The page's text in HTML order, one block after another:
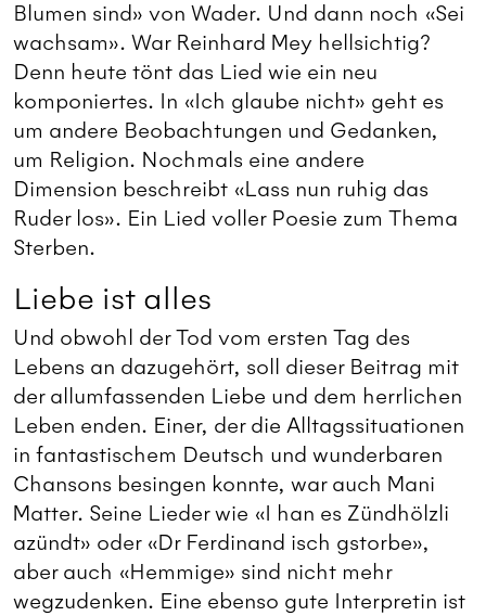
Blumen sind» von Wader. Und dann noch «Sei
wachsam». War Reinhard Mey hellsichtig?
Denn heute tönt das Lied wie ein neu
komponiertes. In «Ich glaube nicht» geht es
um andere Beobachtungen und Gedanken,
um Religion. Nochmals eine andere
Dimension beschreibt «Lass nun ruhig das
Ruder los». Ein Lied voller Poesie zum Thema
Sterben.
Liebe ist alles
Und obwohl der Tod vom ersten Tag des
Lebens an dazugehört, soll dieser Beitrag mit
der allumfassenden Liebe und dem herrlichen
Leben enden. Einer, der die Alltagssituationen
in fantastischem Deutsch und wunderbaren
Chansons besingen konnte, war auch Mani
Matter. Seine Lieder wie «I han es Zündhölzli
azündt» oder «Dr Ferdinand isch gstorbe»,
aber auch «Hemmige» sind nicht mehr
wegzudenken. Eine ebenso gute Interpretin ist